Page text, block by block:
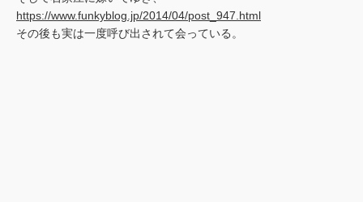
https://www.funkyblog.jp/2014/04/post_947.html
その後も実は一度呼び出されて会っている。